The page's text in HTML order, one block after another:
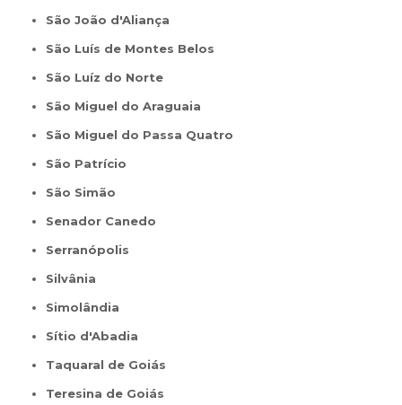
São João d'Aliança
São Luís de Montes Belos
São Luíz do Norte
São Miguel do Araguaia
São Miguel do Passa Quatro
São Patrício
São Simão
Senador Canedo
Serranópolis
Silvânia
Simolândia
Sítio d'Abadia
Taquaral de Goiás
Teresina de Goiás